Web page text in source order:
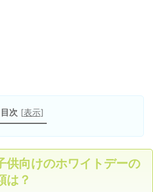
目次 [表示]
供向けのホワイトデーの
は？